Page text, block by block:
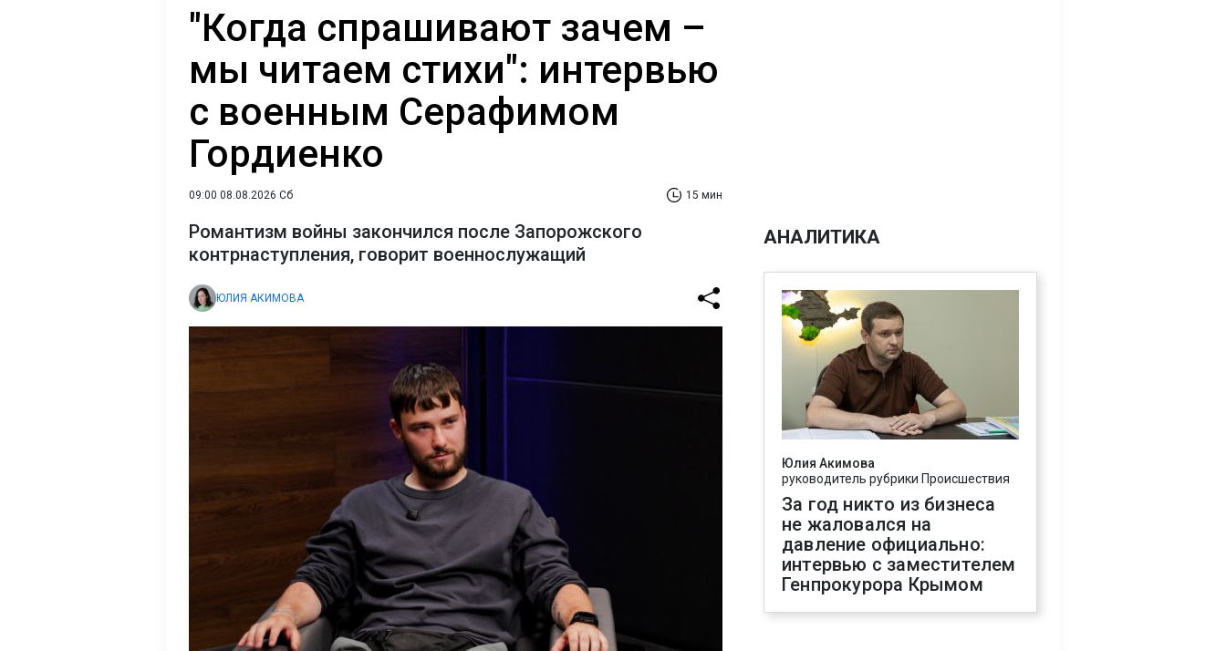
"Когда спрашивают зачем –
мы читаем стихи": интервью
с военным Серафимом
Гордиенко
09:00 08.08.2026 Сб 15 мин
Романтизм войны закончился после Запорожского
контрнаступления, говорит военнослужащий
ЮЛИЯ АКИМОВА
АНАЛИТИКА
Юлия Акимова
руководитель рубрики Происшествия
За год никто из бизнеса
не жаловался на
давление официально:
интервью с заместителем
Генпрокурора Крымом